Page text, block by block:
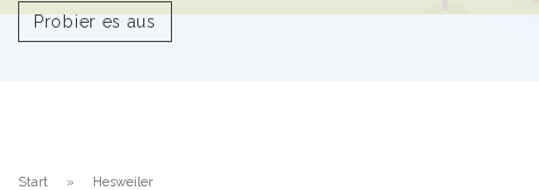
Probier es aus
Start Hesweiler